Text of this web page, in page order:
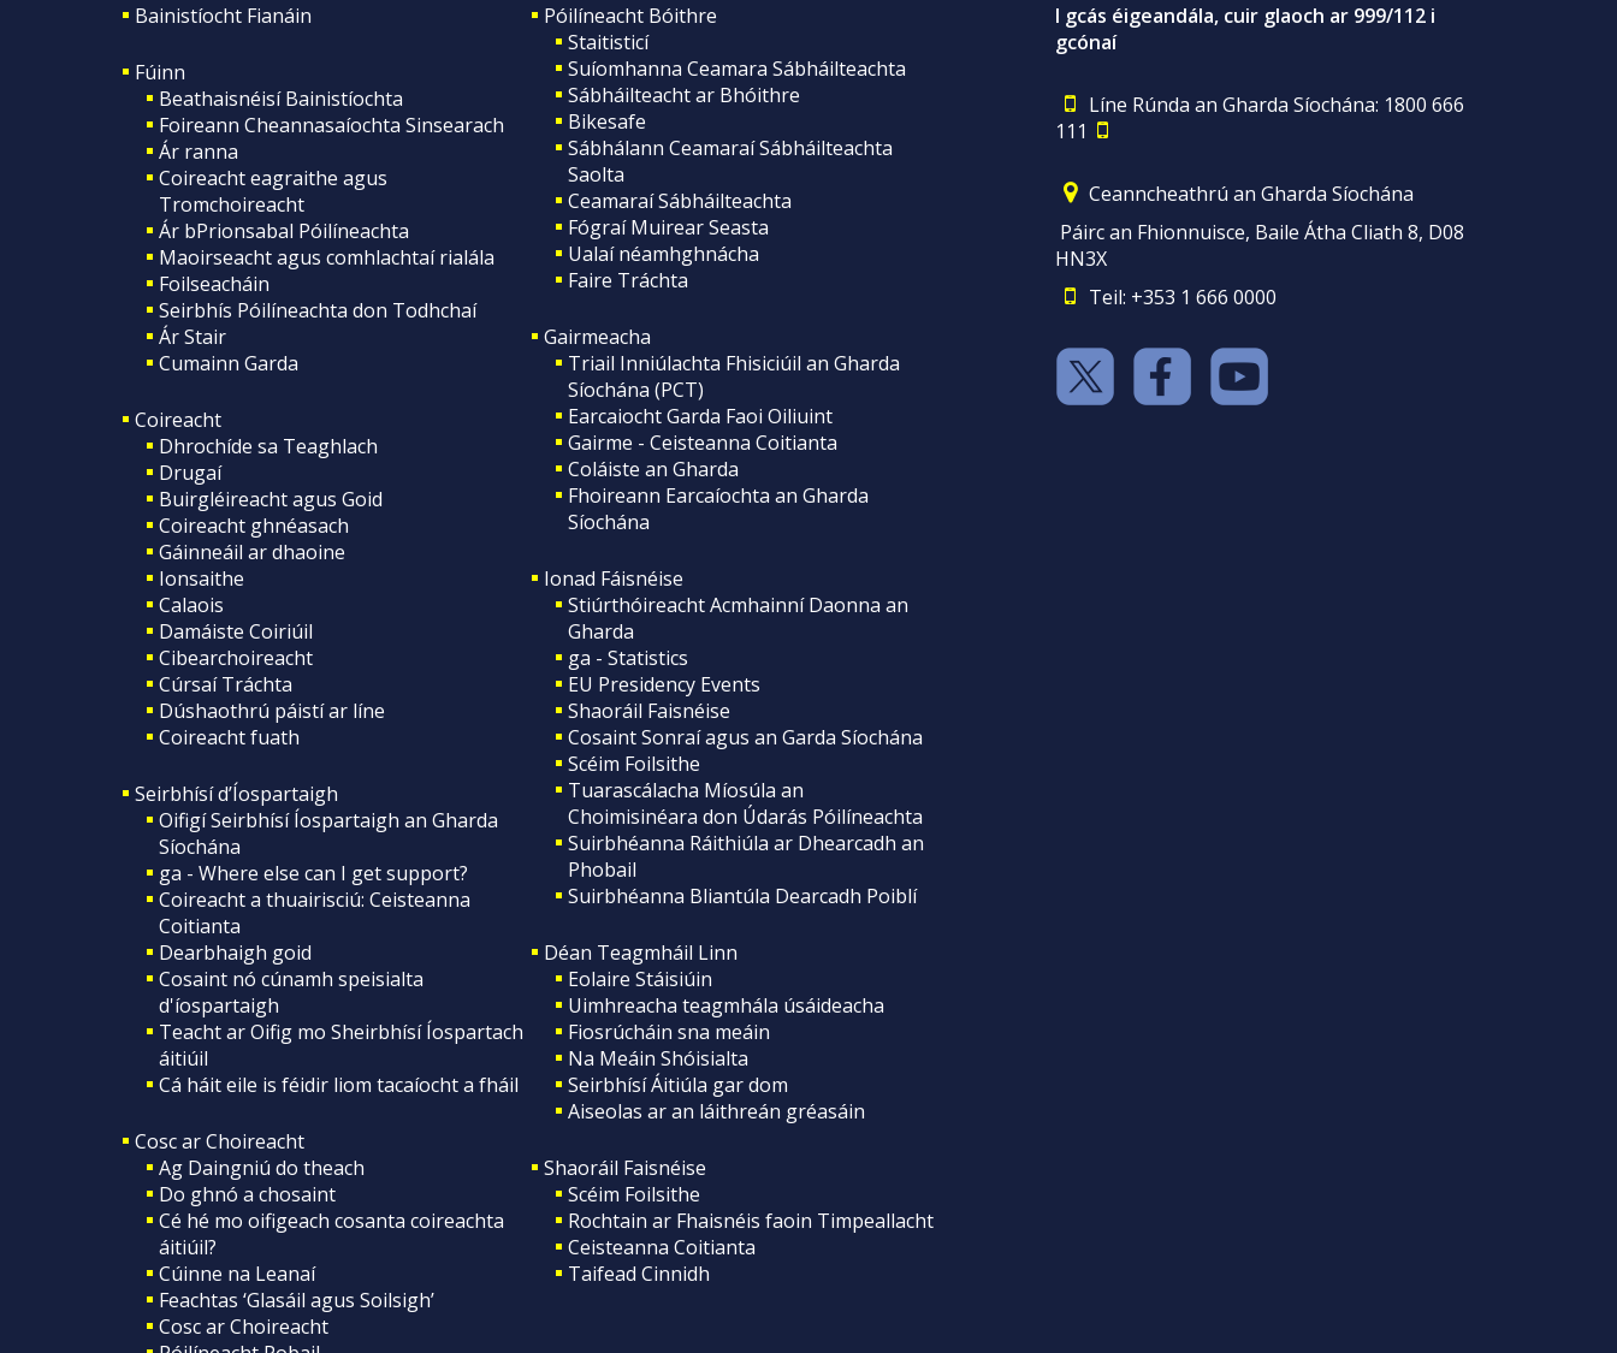
Bainistíocht Fianáin
Fúinn
Beathaisnéisí Bainistíochta
Foireann Cheannasaíochta Sinsearach
Ár ranna
Coireacht eagraithe agus
Tromchoireacht
Ár bPrionsabal Póilíneachta
Maoirseacht agus comhlachtaí rialála
Foilseacháin
Seirbhís Póilíneachta don Todhchaí
Ár Stair
Cumainn Garda
Coireacht
Dhrochíde sa Teaghlach
Drugaí
Buirgléireacht agus Goid
Coireacht ghnéasach
Gáinneáil ar dhaoine
Ionsaithe
Calaois
Damáiste Coiriúil
Cibearchoireacht
Cúrsaí Tráchta
Dúshaothrú páistí ar líne
Coireacht fuath
Seirbhísí d’Íospartaigh
Oifigí Seirbhísí Íospartaigh an Gharda
Síochána
ga - Where else can I get support?
Coireacht a thuairisciú: Ceisteanna
Coitianta
Dearbhaigh goid
Cosaint nó cúnamh speisialta
d'íospartaigh
Teacht ar Oifig mo Sheirbhísí Íospartach
áitiúil
Cá háit eile is féidir liom tacaíocht a fháil
Cosc ar Choireacht
Ag Daingniú do theach
Do ghnó a chosaint
Cé hé mo oifigeach cosanta coireachta
áitiúil?
Cúinne na Leanaí
Feachtas ‘Glasáil agus Soilsigh’
Cosc ar Choireacht
Póilíneacht Bóithre
Staitisticí
Suíomhanna Ceamara Sábháilteachta
Sábháilteacht ar Bhóithre
Bikesafe
Sábhálann Ceamaraí Sábháilteachta
Saolta
Ceamaraí Sábháilteachta
Fógraí Muirear Seasta
Ualaí néamhghnácha
Faire Tráchta
Gairmeacha
Triail Inniúlachta Fhisiciúil an Gharda
Síochána (PCT)
Earcaiocht Garda Faoi Oiliuint
Gairme - Ceisteanna Coitianta
Coláiste an Gharda
Fhoireann Earcaíochta an Gharda
Síochána
Ionad Fáisnéise
Stiúrthóireacht Acmhainní Daonna an
Gharda
ga - Statistics
EU Presidency Events
Shaoráil Faisnéise
Cosaint Sonraí agus an Garda Síochána
Scéim Foilsithe
Tuarascálacha Míosúla an
Choimisinéara don Údarás Póilíneachta
Suirbhéanna Ráithiúla ar Dhearcadh an
Phobail
Suirbhéanna Bliantúla Dearcadh Poiblí
Déan Teagmháil Linn
Eolaire Stáisiúin
Uimhreacha teagmhála úsáideacha
Fiosrúcháin sna meáin
Na Meáin Shóisialta
Seirbhísí Áitiúla gar dom
Aiseolas ar an láithreán gréasáin
Shaoráil Faisnéise
Scéim Foilsithe
Rochtain ar Fhaisnéis faoin Timpeallacht
Ceisteanna Coitianta
Taifead Cinnidh
I gcás éigeandála, cuir glaoch ar 999/112 i
gcónaí
Líne Rúnda an Gharda Síochána: 1800 666
111
Ceanncheathrú an Gharda Síochána
Páirc an Fhionnuisce, Baile Átha Cliath 8, D08
HN3X
Teil: +353 1 666 0000